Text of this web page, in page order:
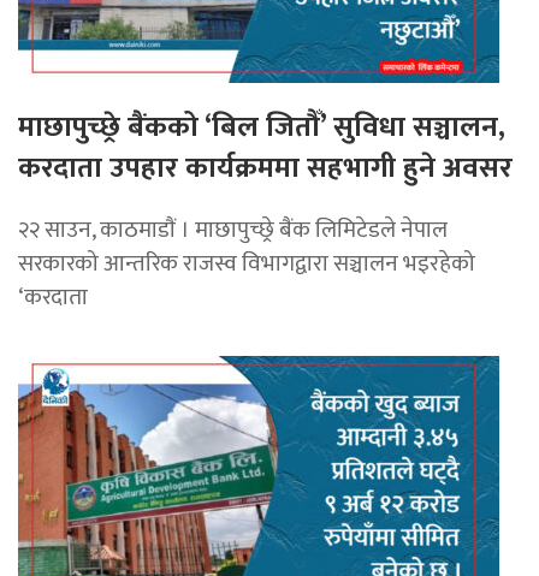
माछापुच्छ्रे बैंकको ‘बिल जितौँ’ सुविधा सञ्चालन,
करदाता उपहार कार्यक्रममा सहभागी हुने अवसर
२२ साउन, काठमाडाैं । माछापुच्छ्रे बैंक लिमिटेडले नेपाल
सरकारको आन्तरिक राजस्व विभागद्वारा सञ्चालन भइरहेको
‘करदाता